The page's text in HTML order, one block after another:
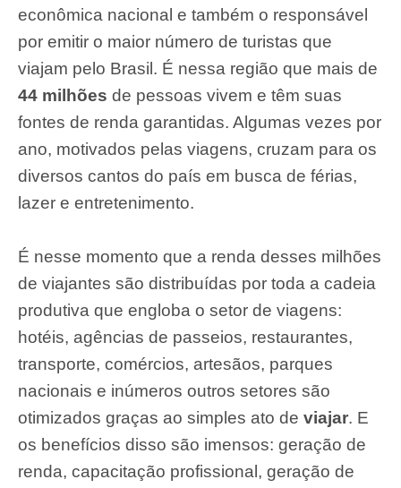
econômica nacional e também o responsável
por emitir o maior número de turistas que
viajam pelo Brasil. É nessa região que mais de
44 milhões de pessoas vivem e têm suas
fontes de renda garantidas. Algumas vezes por
ano, motivados pelas viagens, cruzam para os
diversos cantos do país em busca de férias,
lazer e entretenimento.
É nesse momento que a renda desses milhões
de viajantes são distribuídas por toda a cadeia
produtiva que engloba o setor de viagens:
hotéis, agências de passeios, restaurantes,
transporte, comércios, artesãos, parques
nacionais e inúmeros outros setores são
otimizados graças ao simples ato de viajar. E
os benefícios disso são imensos: geração de
renda, capacitação profissional, geração de